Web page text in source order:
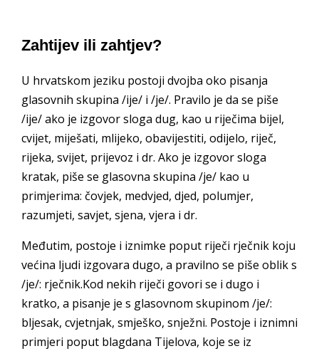
Zahtijev ili zahtjev?
U hrvatskom jeziku postoji dvojba oko pisanja
glasovnih skupina /ije/ i /je/. Pravilo je da se piše
/ije/ ako je izgovor sloga dug, kao u riječima bijel,
cvijet, miješati, mlijeko, obavijestiti, odijelo, riječ,
rijeka, svijet, prijevoz i dr. Ako je izgovor sloga
kratak, piše se glasovna skupina /je/ kao u
primjerima: čovjek, medvjed, djed, polumjer,
razumjeti, savjet, sjena, vjera i dr.
Međutim, postoje i iznimke poput riječi rječnik koju
većina ljudi izgovara dugo, a pravilno se piše oblik s
/je/: rječnik.Kod nekih riječi govori se i dugo i
kratko, a pisanje je s glasovnom skupinom /je/:
bljesak, cvjetnjak, smješko, snježni. Postoje i iznimni
primjeri poput blagdana Tijelova, koje se iz